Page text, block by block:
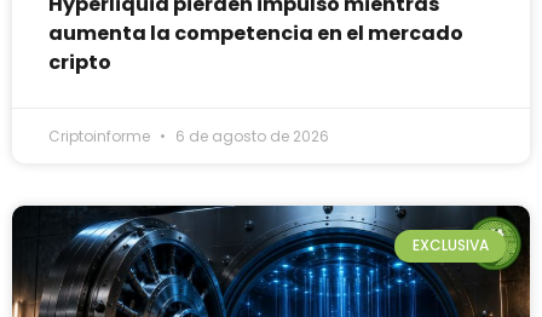
aumenta la competencia en el mercado
cripto
Criptoinforme 6 de agosto de 2026
EXCLUSIVA